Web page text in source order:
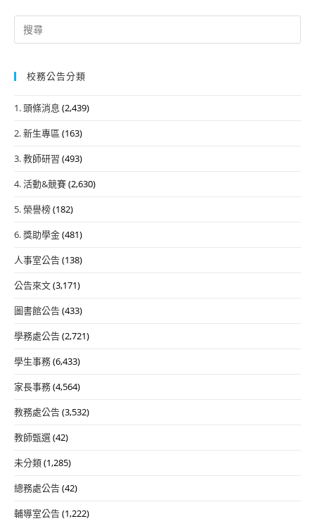
Search
for:
校務公告分類
1. 頭條消息 (2,439)
2. 新生專區 (163)
3. 教師研習 (493)
4. 活動&競賽(2,630)
5. 榮譽榜(182)
6. 獎助學金(481)
人事室公告(138)
公告來文(3,171)
圖書館公告(433)
學務處公告(2,721)
學生事務(6,433)
家長事務(4,564)
教務處公告(3,532)
教師甄選(42)
未分類(1,285)
總務處公告(42)
輔導室公告(1,222)